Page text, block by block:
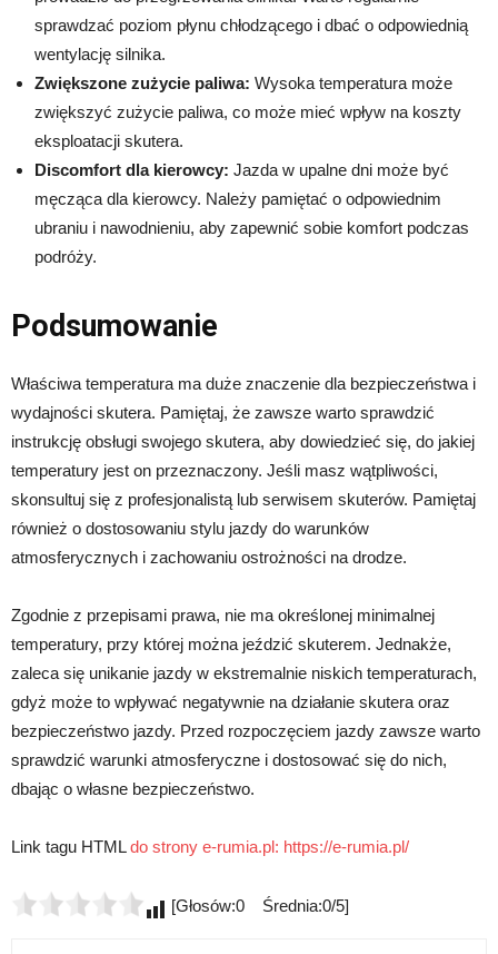
sprawdzać poziom płynu chłodzącego i dbać o odpowiednią
wentylację silnika.
Zwiększone zużycie paliwa: Wysoka temperatura może
zwiększyć zużycie paliwa, co może mieć wpływ na koszty
eksploatacji skutera.
Discomfort dla kierowcy: Jazda w upalne dni może być
męcząca dla kierowcy. Należy pamiętać o odpowiednim
ubraniu i nawodnieniu, aby zapewnić sobie komfort podczas
podróży.
Podsumowanie
Właściwa temperatura ma duże znaczenie dla bezpieczeństwa i
wydajności skutera. Pamiętaj, że zawsze warto sprawdzić
instrukcję obsługi swojego skutera, aby dowiedzieć się, do jakiej
temperatury jest on przeznaczony. Jeśli masz wątpliwości,
skonsultuj się z profesjonalistą lub serwisem skuterów. Pamiętaj
również o dostosowaniu stylu jazdy do warunków
atmosferycznych i zachowaniu ostrożności na drodze.
Zgodnie z przepisami prawa, nie ma określonej minimalnej
temperatury, przy której można jeździć skuterem. Jednakże,
zaleca się unikanie jazdy w ekstremalnie niskich temperaturach,
gdyż może to wpływać negatywnie na działanie skutera oraz
bezpieczeństwo jazdy. Przed rozpoczęciem jazdy zawsze warto
sprawdzić warunki atmosferyczne i dostosować się do nich,
dbając o własne bezpieczeństwo.
Link tagu HTMLdo strony e-rumia.pl: https://e-rumia.pl/
[Głosów:0 Średnia:0/5]